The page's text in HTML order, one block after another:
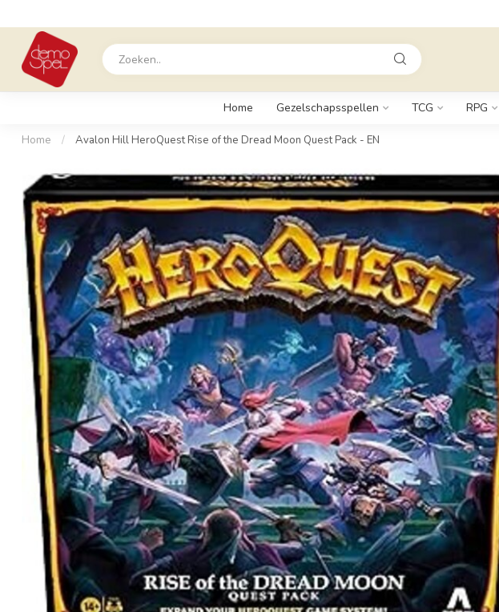
Home Gezelschapsspellen TCG RPG
Home / Avalon Hill HeroQuest Rise of the Dread Moon Quest Pack - EN